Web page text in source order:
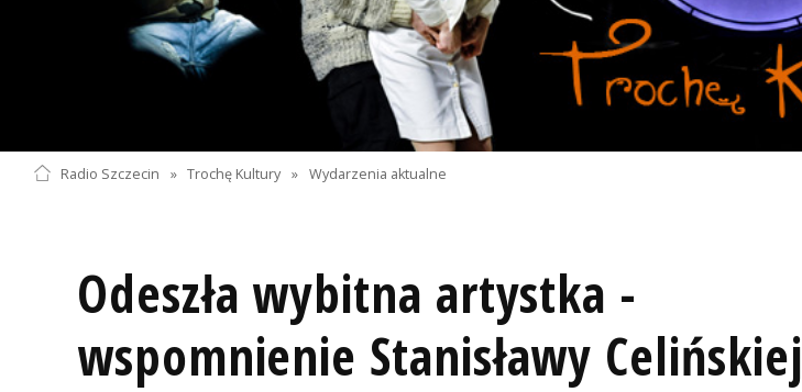
Radio Szczecin » Trochę Kultury » Wydarzenia aktualne
Odeszła wybitna artystka -
wspomnienie Stanisławy Celińskiej